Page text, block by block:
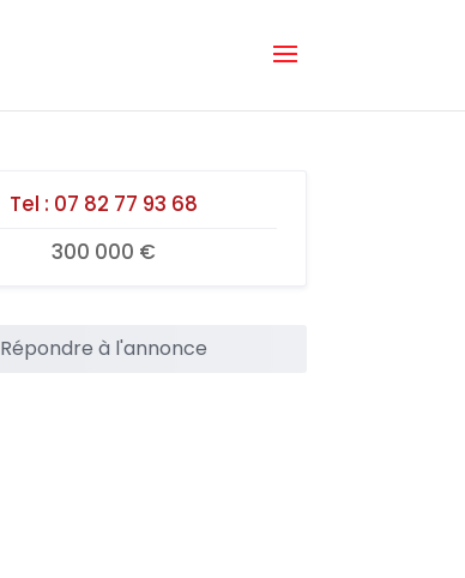
Tel : 07 82 77 93 68
300 000 €
Répondre à l'annonce